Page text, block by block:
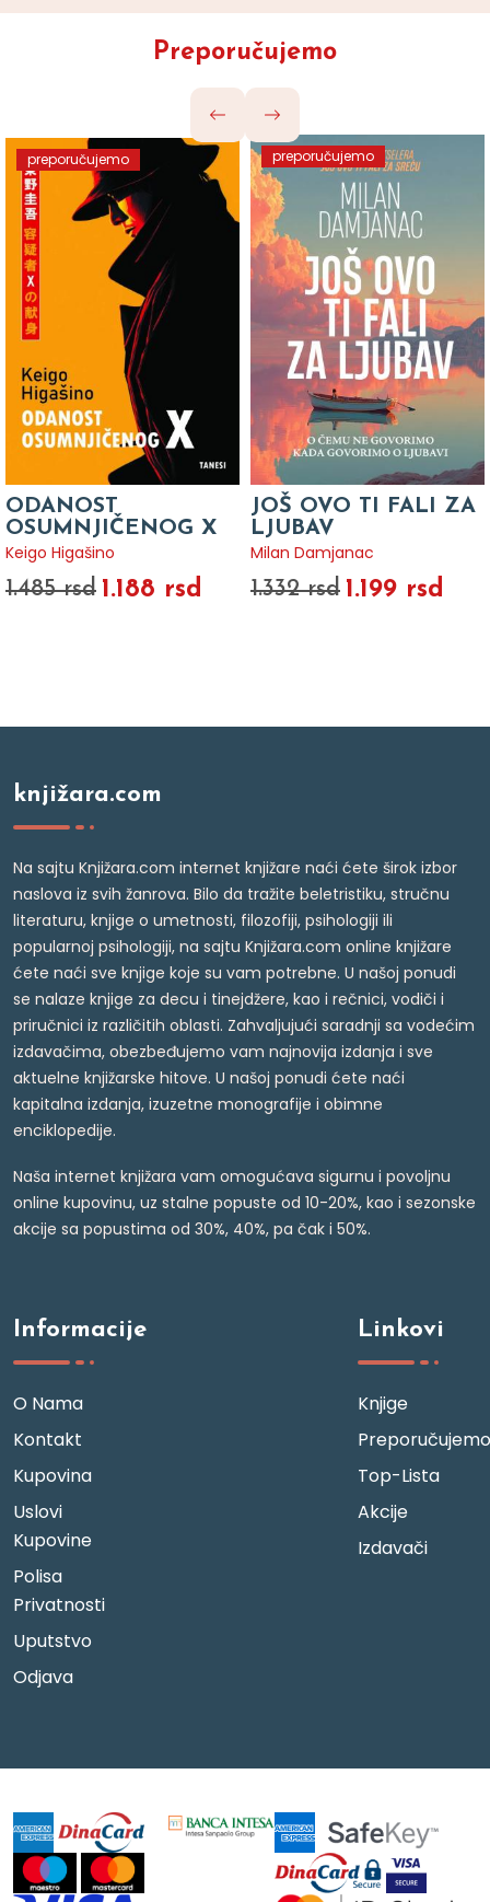
Preporučujemo
preporučujemo
ODANOST
OSUMNJIČENOG X
Keigo Higašino
1.485 rsd 1.188 rsd
preporučujemo
JOŠ OVO TI FALI ZA
LJUBAV
Milan Damjanac
1.332 rsd 1.199 rsd
knjižara.com
Na sajtu Knjižara.com internet knjižare naći ćete širok izbor
naslova iz svih žanrova. Bilo da tražite beletristiku, stručnu
literaturu, knjige o umetnosti, filozofiji, psihologiji ili
popularnoj psihologiji, na sajtu Knjižara.com online knjižare
ćete naći sve knjige koje su vam potrebne. U našoj ponudi
se nalaze knjige za decu i tinejdžere, kao i rečnici, vodiči i
priručnici iz različitih oblasti. Zahvaljujući saradnji sa vodećim
izdavačima, obezbeđujemo vam najnovija izdanja i sve
aktuelne knjižarske hitove. U našoj ponudi ćete naći
kapitalna izdanja, izuzetne monografije i obimne
enciklopedije.
Naša internet knjižara vam omogućava sigurnu i povoljnu
online kupovinu, uz stalne popuste od 10-20%, kao i sezonske
akcije sa popustima od 30%, 40%, pa čak i 50%.
Informacije
O Nama
Kontakt
Kupovina
Uslovi
Kupovine
Polisa
Privatnosti
Uputstvo
Odjava
Linkovi
Knjige
Preporučujemo
Top-Lista
Akcije
Izdavači